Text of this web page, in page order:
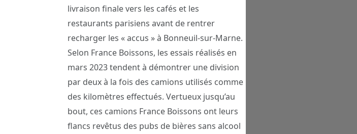
livraison finale vers les cafés et les
restaurants parisiens avant de rentrer
recharger les « accus » à Bonneuil-sur-Marne.
Selon France Boissons, les essais réalisés en
mars 2023 tendent à démontrer une division
par deux à la fois des camions utilisés comme
des kilomètres effectués. Vertueux jusqu’au
bout, ces camions France Boissons ont leurs
flancs revêtus des pubs de bières sans alcool